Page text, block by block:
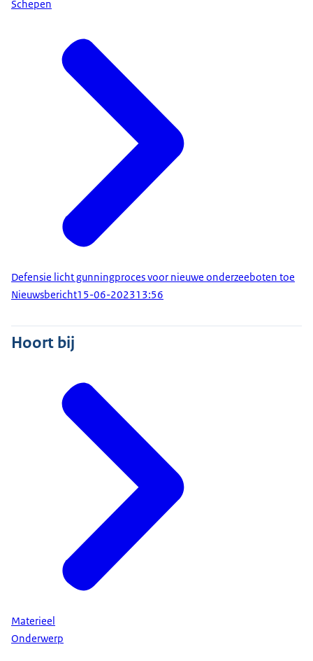
Schepen
Defensie licht gunningproces voor nieuwe onderzeeboten toe
Nieuwsbericht15-06-202313:56
Hoort bij
Materieel
Onderwerp